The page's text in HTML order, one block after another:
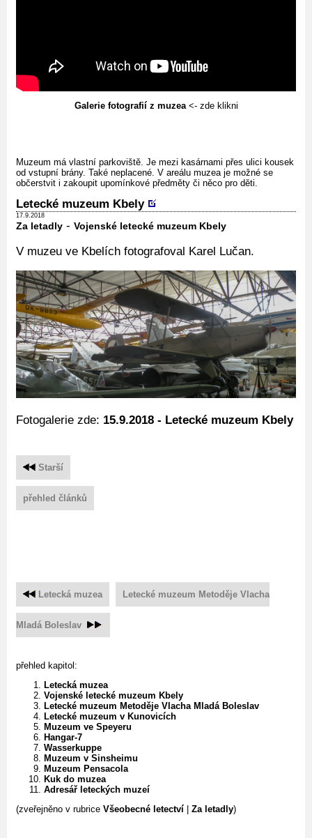
Galerie fotografií z muzea<- zde klikni
Muzeum má vlastní parkoviště. Je mezi kasárnami přes ulici kousek
od vstupní brány. Také neplacené. V areálu muzea je možné se
občerstvit i zakoupit upomínkové předměty či něco pro děti.
Letecké muzeum Kbely
17.9.2018
Za letadly - Vojenské letecké muzeum Kbely
V muzeu ve Kbelích fotografoval Karel Lučan.
Fotogalerie zde: 15.9.2018 - Letecké muzeum Kbely
Starší
přehled článků
Letecká muzea Letecké muzeum Metoděje Vlacha
Mladá Boleslav
přehled kapitol:
Letecká muzea
Vojenské letecké muzeum Kbely
Letecké muzeum Metoděje Vlacha Mladá Boleslav
Letecké muzeum v Kunovicích
Muzeum ve Speyeru
Hangar-7
Wasserkuppe
Muzeum v Sinsheimu
Muzeum Pensacola
Kuk do muzea
Adresář leteckých muzeí
(zveřejněno v rubrice Všeobecné letectví Za letadly)